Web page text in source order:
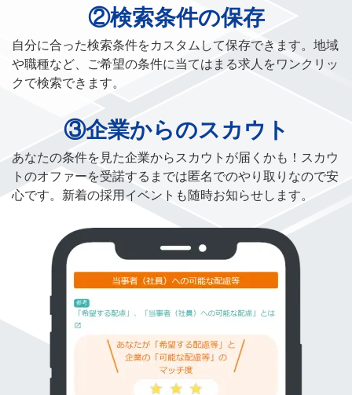
②検索条件の保存
自分に合った検索条件をカスタムして保存できます。地域
や職種など、ご希望の条件に当てはまる求人をワンクリッ
クで検索できます。
③企業からのスカウト
あなたの条件を見た企業からスカウトが届くかも！スカウ
トのオファーを受諾するまでは匿名でのやり取りなので安
心です。新着の採用イベントも随時お知らせします。